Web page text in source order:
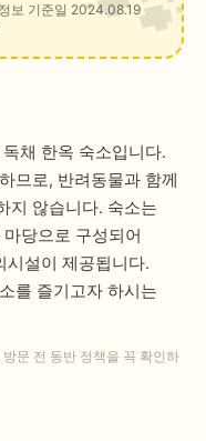
정보 기준일 2024.08.19
채 한옥 숙소입니다.
므로, 반려동물과 함께
지 않습니다. 숙소는
당으로 구성되어
시설이 제공됩니다.
를 즐기고자 하시는
문 전 동반 정책을 꼭 확인하